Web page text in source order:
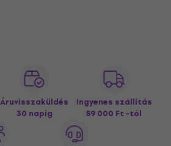
Áruvisszaküldés
30 napig
Ingyenes szállítás
59 000 Ft -tól